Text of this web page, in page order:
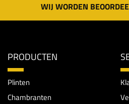
WIJ WORDEN
PRODUCTEN
Plinten
Chambranten